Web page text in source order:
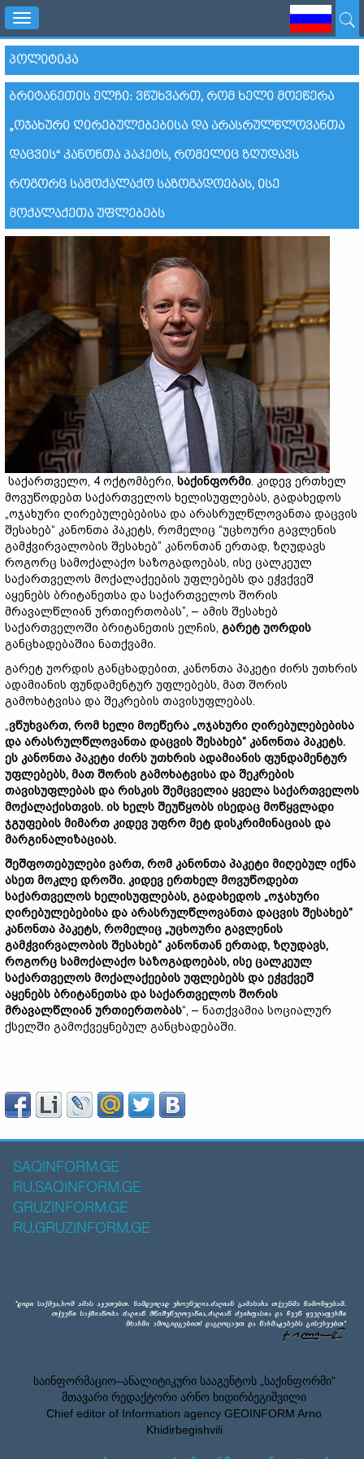
Toggle
navigation
ᲞᲝᲚᲘᲢᲘᲙᲐ
ᲑᲠᲘᲢᲐᲜᲔᲗᲘᲡ ᲔᲚᲩᲘ: ᲕᲬᲣᲮᲕᲐᲠᲗ, ᲠᲝᲛ ᲮᲔᲚᲘ ᲛᲝᲔᲬᲔᲠᲐ
„ᲝᲯᲐᲮᲣᲠᲘ ᲦᲘᲠᲔᲑᲣᲚᲔᲑᲔᲑᲘᲡᲐ ᲓᲐ ᲐᲠᲐᲡᲠᲣᲚᲬᲚᲝᲕᲐᲜᲗᲐ
ᲓᲐᲪᲕᲘᲡ“ ᲙᲐᲜᲝᲜᲗᲐ ᲞᲐᲙᲔᲢᲡ, ᲠᲝᲛᲔᲚᲘᲪ ᲖᲦᲣᲓᲐᲕᲡ
ᲠᲝᲒᲝᲠᲪ ᲡᲐᲛᲝᲥᲐᲚᲐᲥᲝ ᲡᲐᲖᲝᲒᲐᲓᲝᲔᲑᲐᲡ, ᲘᲡᲔ
ᲛᲝᲥᲐᲚᲐᲥᲔᲗᲐ ᲣᲤᲚᲔᲑᲔᲑᲡ
საქართველო, 4 ოქტომბერი, საქინფორმი. კიდევ ერთხელ
მოვუწოდებთ საქართველოს ხელისუფლებას, გადახედოს
„ოჯახური ღირებულებებისა და არასრულწლოვანთა დაცვის
შესახებ“ კანონთა პაკეტს, რომელიც “უცხოური გავლენის
გამჭვირვალობის შესახებ” კანონთან ერთად, ზღუდავს
როგორც სამოქალაქო საზოგადოებას, ისე ცალკეულ
საქართველოს მოქალაქეების უფლებებს და ეჭვქვეშ
აყენებს ბრიტანეთსა და საქართველოს შორის
მრავალწლიან ურთიერთობას”, – ამის შესახებ
საქართველოში ბრიტანეთის ელჩის, გარეტ უორდის
განცხადებაშია ნათქვამი.
გარეტ უორდის განცხადებით, კანონთა პაკეტი ძირს უთხრის
ადამიანის ფუნდამენტურ უფლებებს, მათ შორის
გამოხატვისა და შეკრების თავისუფლებას.
„ვწუხვართ, რომ ხელი მოეწერა „ოჯახური ღირებულებებისა
და არასრულწლოვანთა დაცვის შესახებ“ კანონთა პაკეტს.
ეს კანონთა პაკეტი ძირს უთხრის ადამიანის ფუნდამენტურ
უფლებებს, მათ შორის გამოხატვისა და შეკრების
თავისუფლებას და რისკის შემცველია ყველა საქართველოს
მოქალაქისთვის. ის ხელს შეუწყობს ისედაც მოწყვლადი
ჯგუფების მიმართ კიდევ უფრო მეტ დისკრიმინაციას და
მარგინალიზაციას.
შეშფოთებულები ვართ, რომ კანონთა პაკეტი მიღებულ იქნა
ასეთ მოკლე დროში. კიდევ ერთხელ მოვუწოდებთ
საქართველოს ხელისუფლებას, გადახედოს „ოჯახური
ღირებულებებისა და არასრულწლოვანთა დაცვის შესახებ“
კანონთა პაკეტს, რომელიც „უცხოური გავლენის
გამჭვირვალობის შესახებ“ კანონთან ერთად, ზღუდავს,
როგორც სამოქალაქო საზოგადოებას, ისე ცალკეულ
საქართველოს მოქალაქეების უფლებებს და ეჭვქვეშ
აყენებს ბრიტანეთსა და საქართველოს შორის
მრავალწლიან ურთიერთობას“, – ნათქვამია სოციალურ
ქსელში გამოქვეყნებულ განცხადებაში.
SAQINFORM.GE
RU.SAQINFORM.GE
GRUZINFORM.GE
RU.GRUZINFORM.GE
საინფორმაციო–ანალიტიკური სააგენტოს „საქინფორმი”
მთავარი რედაქტორი არნო ხიდირბეგიშვილი
Chief editor of Information agency GEOINFORM Arno
Khidirbegishvili